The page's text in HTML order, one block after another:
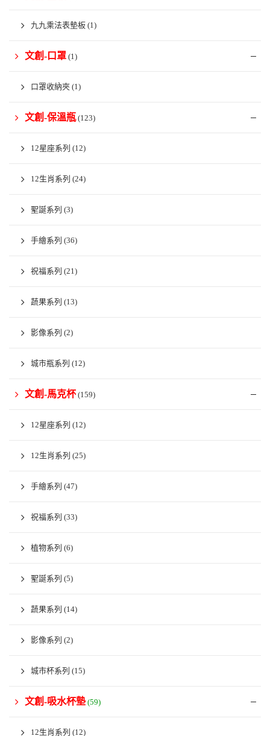
九九乘法表墊板 (1)
文創-口罩 (1)
口罩收納夾 (1)
文創-保溫瓶 (123)
12星座系列 (12)
12生肖系列 (24)
聖誕系列 (3)
手繪系列 (36)
祝福系列 (21)
蔬果系列 (13)
影像系列 (2)
城市瓶系列 (12)
文創-馬克杯 (159)
12星座系列 (12)
12生肖系列 (25)
手繪系列 (47)
祝福系列 (33)
植物系列 (6)
聖誕系列 (5)
蔬果系列 (14)
影像系列 (2)
城市杯系列 (15)
文創-吸水杯墊 (59)
12生肖系列 (12)